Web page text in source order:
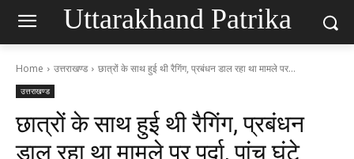
Uttarakhand Patrika
Home उत्तराखण्ड छात्रों के साथ हुई थी रैगिंग, प्रबंधन डाल रहा था मामले पर...
उत्तराखण्ड
छात्रों के साथ हुई थी रैगिंग, प्रबंधन
डाल रहा था मामले पर पर्दा, पांच घंटे